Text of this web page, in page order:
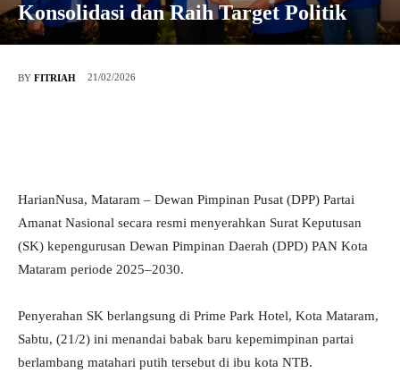
Konsolidasi dan Raih Target Politik
BY FITRIAH 21/02/2026
HarianNusa, Mataram – Dewan Pimpinan Pusat (DPP) Partai
Amanat Nasional secara resmi menyerahkan Surat Keputusan
(SK) kepengurusan Dewan Pimpinan Daerah (DPD) PAN Kota
Mataram periode 2025–2030.
Penyerahan SK berlangsung di Prime Park Hotel, Kota Mataram,
Sabtu, (21/2) ini menandai babak baru kepemimpinan partai
berlambang matahari putih tersebut di ibu kota NTB.